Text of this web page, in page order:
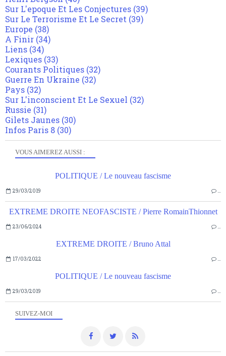
SUIVEZ-MOI
VOUS AIMEREZ AUSSI :
POLITIQUE / Le nouveau fascisme
29/03/2019 …
EXTREME DROITE NEOFASCISTE / Pierre RomainThionnet
23/06/2024 …
EXTREME DROITE / Bruno Attal
17/03/2022 …
POLITIQUE / Le nouveau fascisme
29/03/2019 …
Sur L'epoque Et Les Conjectures (39)
Sur Le Terrorisme Et Le Secret (39)
Europe (38)
A Finir (34)
Liens (34)
Lexiques (33)
Courants Politiques (32)
Guerre En Ukraine (32)
Pays (32)
Sur L'inconscient Et Le Sexuel (32)
Russie (31)
Gilets Jaunes (30)
Infos Paris 8 (30)